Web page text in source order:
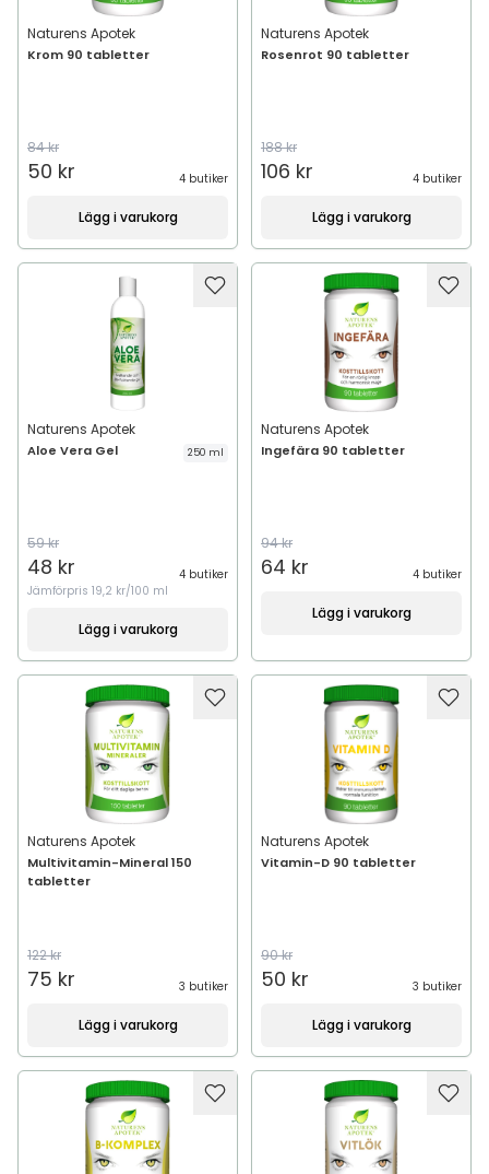
Naturens Apotek
Krom 90 tabletter
84 kr
50 kr 4 butiker
Lägg i varukorg
Naturens Apotek
Rosenrot 90 tabletter
188 kr
106 kr 4 butiker
Lägg i varukorg
Naturens Apotek
Aloe Vera Gel 250 ml
59 kr
48 kr
4 butiker
Jämförpris 19,2 kr/100 ml
Lägg i varukorg
Naturens Apotek
Ingefära 90 tabletter
94 kr
64 kr 4 butiker
Lägg i varukorg
Naturens Apotek
Multivitamin-Mineral 150
tabletter
122 kr
75 kr 3 butiker
Lägg i varukorg
Naturens Apotek
Vitamin-D 90 tabletter
90 kr
50 kr 3 butiker
Lägg i varukorg